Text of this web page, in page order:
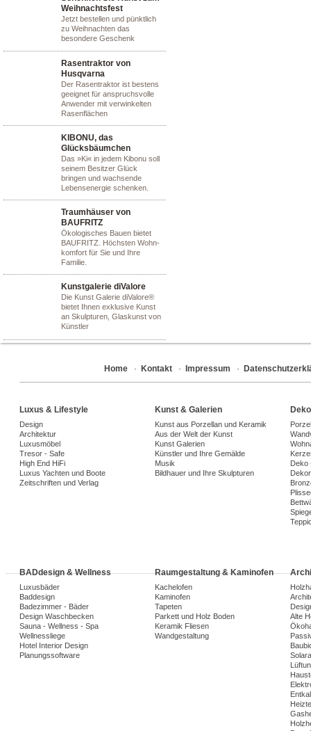
Weihnachtsfest
Jetzt bestellen und pünktlich
zu Weihnachten das
besondere Geschenk
Rasentraktor von
Husqvarna
Der Rasentraktor ist bestens
geeignet für anspruchsvolle
Anwender mit verwinkelten
Rasenflächen
KIBONU, das
Glücksbäumchen
Das »Ki« in jedem Kibonu soll
seinem Besitzer Glück
bringen und wachsende
Lebensenergie schenken.
Traumhäuser von
BAUFRITZ
Ökologisches Bauen bietet
BAUFRITZ. Höchsten Wohn-
komfort für Sie und Ihre
Familie.
Kunstgalerie diValore
Die Kunst Galerie diValore®
bietet Ihnen exklusive Kunst
an Skulpturen, Glaskunst von
Künstler
Home · Kontakt · Impressum ·
Luxus & Lifestyle
Design
Architektur
Luxusmöbel
Tresor - Safe
High End HiFi
Luxus Yachten und Boote
Zeitschriften und Verlag
Kunst & Galerien
Kunst aus Porzellan und Keramik
Aus der Welt der Kunst
Kunst Galerien
Künstler und Ihre Gemälde
Musik
Bildhauer und Ihre Skulpturen
Deko
BADdesign & Wellness
Luxusbäder
Baddesign
Badezimmer - Bäder
Design Waschbecken
Sauna - Wellness - Spa
Wellnessliege
Hotel Interior Design
Planungssoftware
Raumgestaltung & Kaminofen
Kachelofen
Kaminofen
Tapeten
Parkett und Holz Boden
Keramik Fliesen
Wandgestaltung
Alte